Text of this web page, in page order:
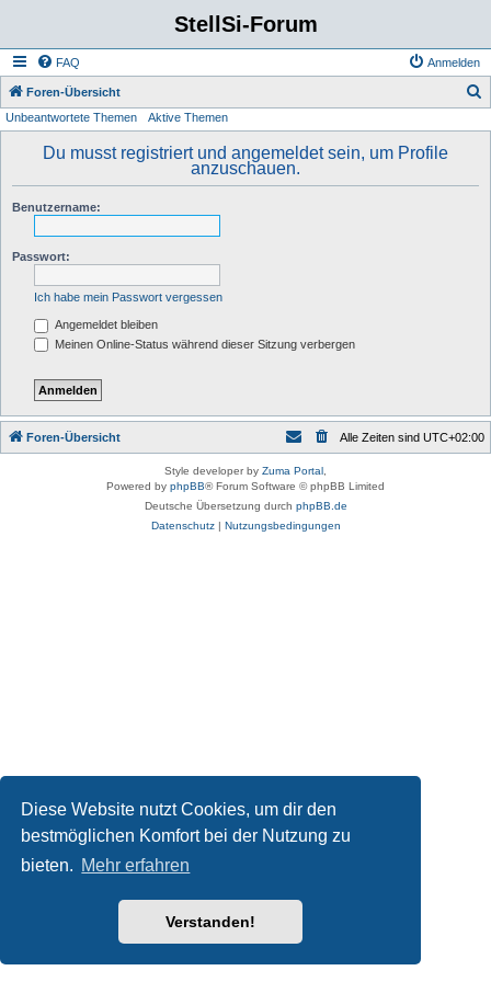
Diese Website nutzt Cookies, um dir den
bestmöglichen Komfort bei der Nutzung zu
bieten. Mehr erfahren
Verstanden!
StellSi-Forum
FAQ Anmelden
Foren-Übersicht
Unbeantwortete Themen Aktive Themen
Du musst registriert und angemeldet sein, um Profile
anzuschauen.
Benutzername:
Passwort:
Ich habe mein Passwort vergessen
Angemeldet bleiben
Meinen Online-Status während dieser Sitzung verbergen
Foren-Übersicht Alle Zeiten sind UTC+02:00
Style developer by Zuma Portal,
Powered by phpBB® Forum Software © phpBB Limited
Deutsche Übersetzung durch phpBB.de
Datenschutz| Nutzungsbedingungen